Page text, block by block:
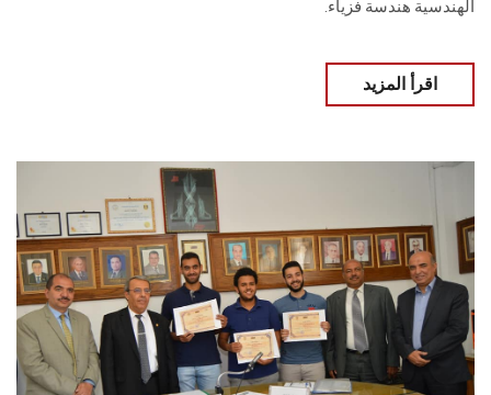
الهندسية هندسة فزياء.
اقرأ المزيد